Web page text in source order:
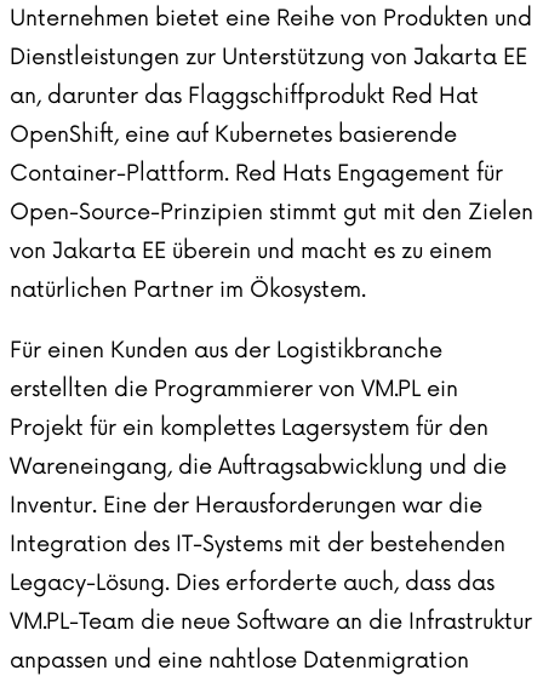
Unternehmen bietet eine Reihe von Produkten und
Dienstleistungen zur Unterstützung von Jakarta EE
an, darunter das Flaggschiffprodukt Red Hat
OpenShift, eine auf Kubernetes basierende
Container-Plattform. Red Hats Engagement für
Open-Source-Prinzipien stimmt gut mit den Zielen
von Jakarta EE überein und macht es zu einem
natürlichen Partner im Ökosystem.
Für einen Kunden aus der Logistikbranche
erstellten die Programmierer von VM.PL ein
Projekt für ein komplettes Lagersystem für den
Wareneingang, die Auftragsabwicklung und die
Inventur. Eine der Herausforderungen war die
Integration des IT-Systems mit der bestehenden
Legacy-Lösung. Dies erforderte auch, dass das
VM.PL-Team die neue Software an die Infrastruktur
anpassen und eine nahtlose Datenmigration